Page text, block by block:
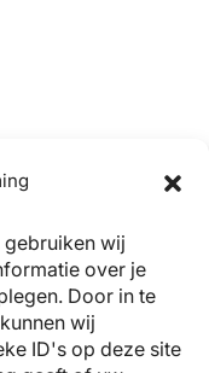
gebruiken wij
over je
Door in te
wij
ID's op deze site
tussen 9 en 12